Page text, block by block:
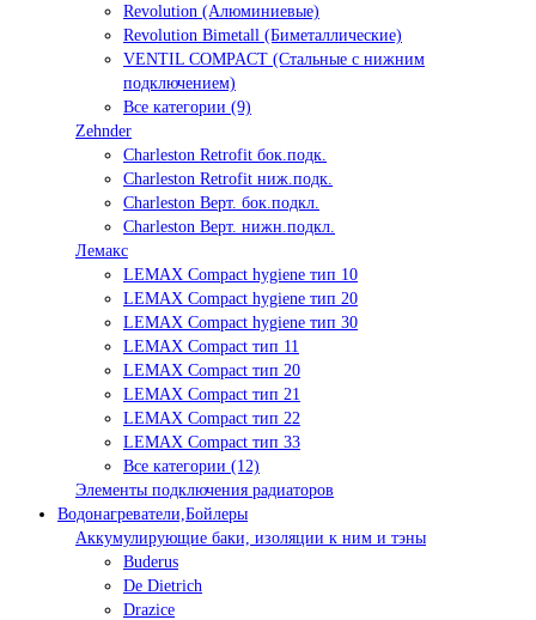
Revolution (Алюминиевые)
Revolution Bimetall (Биметаллические)
VENTIL COMPACT (Стальные с нижним
подключением)
Все категории (9)
Zehnder
Charleston Retrofit бок.подк.
Charleston Retrofit ниж.подк.
Charleston Верт. бок.подкл.
Charleston Верт. нижн.подкл.
Лемакс
LEMAX Compact hygiene тип 10
LEMAX Compact hygiene тип 20
LEMAX Compact hygiene тип 30
LEMAX Compact тип 11
LEMAX Compact тип 20
LEMAX Compact тип 21
LEMAX Compact тип 22
LEMAX Compact тип 33
Все категории (12)
Элементы подключения радиаторов
Водонагреватели,Бойлеры
Аккумулирующие баки, изоляции к ним и тэны
Buderus
De Dietrich
Drazice